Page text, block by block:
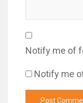
Notify me of
Notify me